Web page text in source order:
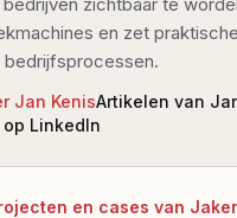
en zet
Jan KenisArtikelen van
LinkedIn
en cases van